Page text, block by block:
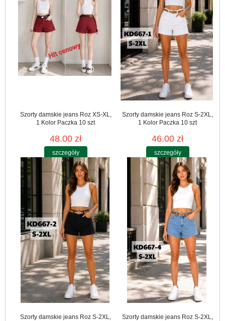
Szorty damskie jeans Roz XS-XL,
1 Kolor Paczka 10 szt
48.00 zł
szczegóły
Szorty damskie jeans Roz S-2XL,
1 Kolor Paczka 10 szt
46.00 zł
szczegóły
Szorty damskie jeans Roz S-2XL, Szorty damskie jeans Roz S-2XL,